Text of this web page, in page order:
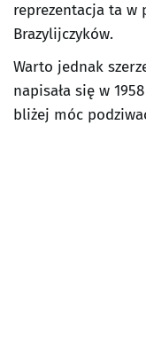
reprezentacja ta w
Brazylijczyków.
Warto jednak
napisała się w
bliżej móc